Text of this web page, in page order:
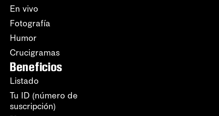
En vivo
Fotografía
Humor
Crucigramas
Beneficios
Listado
Tu ID (número de
suscripción)